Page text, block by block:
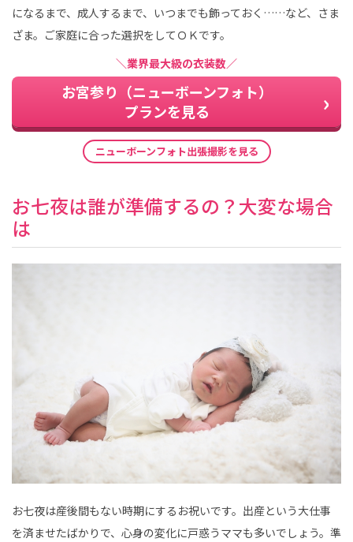
になるまで、成人するまで、いつまでも飾っておく……など、さま
ざま。ご家庭に合った選択をしてＯＫです。
＼業界最大級の衣装数／
お宮参り（ニューボーンフォト）
プランを見る
ニューボーンフォト出張撮影を見る
お七夜は誰が準備するの？大変な場合
は
お七夜は産後間もない時期にするお祝いです。出産という大仕事
を済ませたばかりで、心身の変化に戸惑うママも多いでしょう。準